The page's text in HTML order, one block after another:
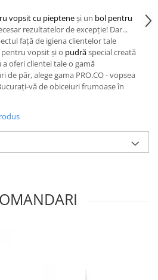
vopsit cu piepteneși un bol pentru
rezultatelor de excepție! Dar...
față de igiena clientelor tale
vopsit și o pudrăspecial creată
oferi clientei tale o gamă
de păr, alege gama PRO.CO - vopsea
vă de obiceiuri frumoase în